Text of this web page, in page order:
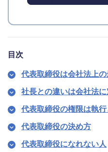
目次
代表取締役は会社法上
社長との違いは会社法
代表取締役の権限は執
代表取締役の決め方
代表取締役になれない人